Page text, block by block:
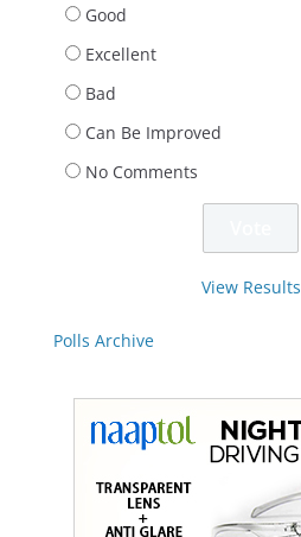
Good
Excellent
Bad
Can Be Improved
No Comments
View Results
Polls Archive